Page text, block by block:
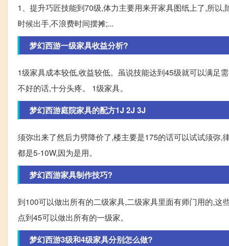
1、提升巧匠技能到70级,体力主要用来开家具图纸上了,所
时候出手,不浪费时间摆摊;...
梦幻西游一级家具收益分析?
1级家具成本较低,收益较低。虽说技能达到45级就可以满足
不好的话,十分头疼。 1级家具。
梦幻西游庭院家具的配方1J 2J 3J
须弥出来了然后力劈降价了,楼主要是175的话可以试试须弥,
都是5-10W,因为是用。
梦幻西游家具制作技巧?
到100可以做出所有的二级家具,二级家具里面有师门用的,这
点到45可以做出所有的一级家。
梦幻西游3级和4级家具分别怎么做?